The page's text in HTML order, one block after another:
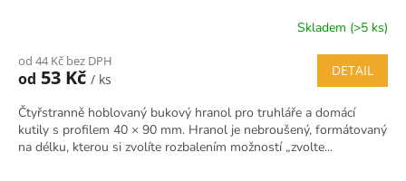
Skladem (>5 ks)
od 44 Kč bez DPH
od 53 Kč / ks
DETAIL
Čtyřstranně hoblovaný bukový hranol pro truhláře a domácí
kutily s profilem 40 × 90 mm. Hranol je nebroušený, formátovaný
na délku, kterou si zvolíte rozbalením možností „zvolte...